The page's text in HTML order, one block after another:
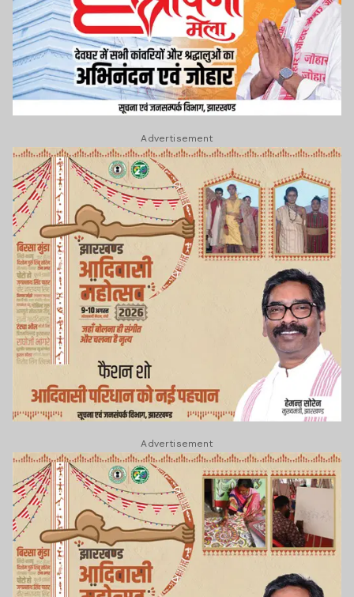
Advertisement
Advertisement